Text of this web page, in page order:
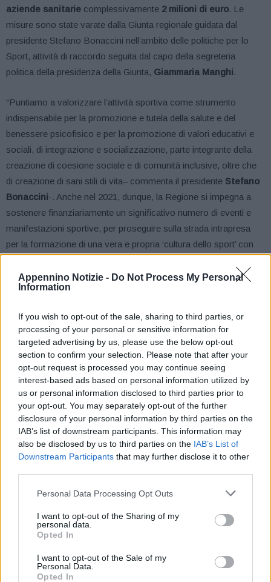
Appennino Notizie - Do Not Process My Personal
Information
If you wish to opt-out of the sale, sharing to third parties, or
processing of your personal or sensitive information for
targeted advertising by us, please use the below opt-out
section to confirm your selection. Please note that after your
opt-out request is processed you may continue seeing
interest-based ads based on personal information utilized by
us or personal information disclosed to third parties prior to
your opt-out. You may separately opt-out of the further
disclosure of your personal information by third parties on the
IAB’s list of downstream participants. This information may
also be disclosed by us to third parties on the IAB’s List of
Downstream Participants that may further disclose it to other
Personal Data Processing Opt Outs
I want to opt-out of the Sharing of my
personal data.
Opted In
I want to opt-out of the Sale of my
Personal Data.
Opted In
aziende sanitarie complessivamente 2 milioni di euro. Le
misure sono state varate dalla Giunta regionale guidata dal
presidente Stefano Bonaccini nell’ambito delle politiche per lo
Sport, attività di raccordo seguita dal capo della segreteria
politica della presidenza della Giunta, Giammaria Manghi.
“Puntiamo a valorizzare l’attività sportiva come strumento
indispensabile per la promozione e tutela della salute e del
benessere psicofisico e per la promozione di valori educativi e
sociali, di integrazione e socializzazione, parte integrante della
creazione di coesione sociale e di comunità inclusive, oltre che
di creazione di sani stili di vita– commenta il presidente Stefano
Bonaccini-. Anche nel 2021, dunque, la Regione si impegna a
sostenere finanziariamente un significativo numero di eventi e
manifestazioni sportive, per proseguire sulla strada intrapresa
per la formazione di una vera e propria ‘cultura dello sport’ con
aiutare il ritorno alla normalità e lasciarsi alle spalle la drammatica
pandemia causata dal Covid-19”.
Una delle due misure è rivolta alleassociazioni di promozione
sociale
e alle associazioni e società sportive dilettantistiche
iscritte nel registro del Coni e del Cip per la realizzazione di
eventi sportivi, riconoscendo l’importante lavoro delle
associativeche organizzano tante manifestazioni e incontri.
Iniziative che costituiscono una opportunità anche di
socializzazione per migliaia di persone e che rappresentano una
occasione di promozione per tutto il territorio regionale.
Un altro intervento punta a sostenere ladiffusione della pratica
istituzioni scolastiche, aziende Usl, per la realizzazione di attività
sociale della persona, per progetti che individuino nello sport un
fondamentale strumento di educazione e di inclusione sociale, di
prevenzione, mantenimento e recupero della salute.